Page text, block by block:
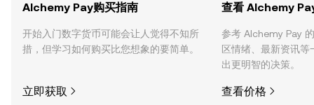
Alchemy Pay购买指南
开始入门数字货币可能会让人觉得不知所
措，但学习如何购买比您想象的要简单。
立即获取
查看 Alchemy
参考 Alchemy Pay
区情绪、最新资讯
出更明智的决策。
查看价格